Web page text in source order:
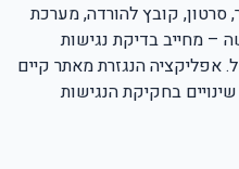
סרטון, קובץ להורדה, מערכת
– מחייב בדיקת נגישות
אפליקציה הנגזרת מאתר קיים
בחקיקת הנגישות